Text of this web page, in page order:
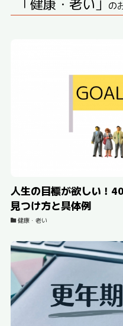
の
人生の目標が欲しい！
見つけ方と具体例
健康・老い